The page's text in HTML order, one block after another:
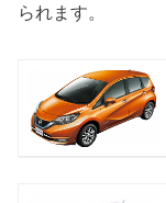
られます。